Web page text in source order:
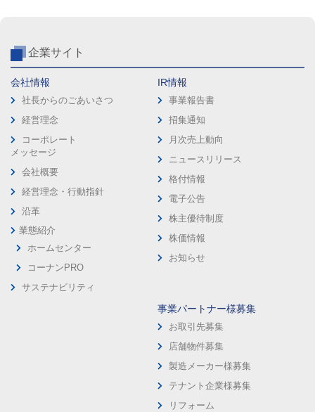
企業サイト
会社情報
社長からのごあいさつ
経営理念
コーポレート
メッセージ
会社概要
経営理念・行動指針
沿革
業態紹介
ホームセンター
コーナンPRO
サステナビリティ
IR情報
事業報告書
招集通知
月次売上動向
ニュースリリース
格付情報
電子公告
株主優待制度
株価情報
お知らせ
事業パートナー様募集
お取引先募集
店舗物件募集
製造メーカー様募集
テナント企業様募集
リフォーム